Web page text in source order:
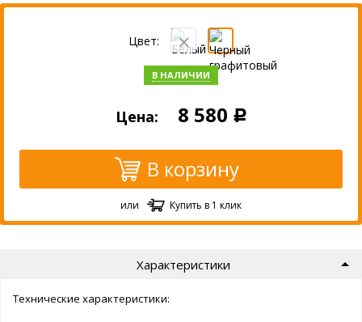
Цвет:
В НАЛИЧИИ
Цена: 8 580 Р
В корзину
или Купить в 1 клик
Характеристики
Технические характеристики: